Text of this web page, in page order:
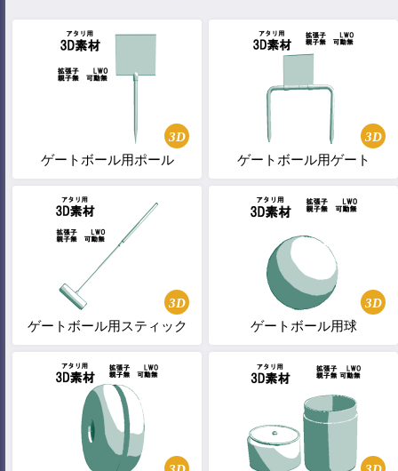
3D
ゲートボール用ポール
3D
ゲートボール用ゲート
3D
ゲートボール用スティック
3D
ゲートボール用球
3D 3D